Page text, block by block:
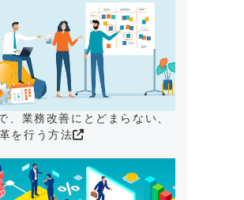
、業務改善にとどまらない、
を行う方法